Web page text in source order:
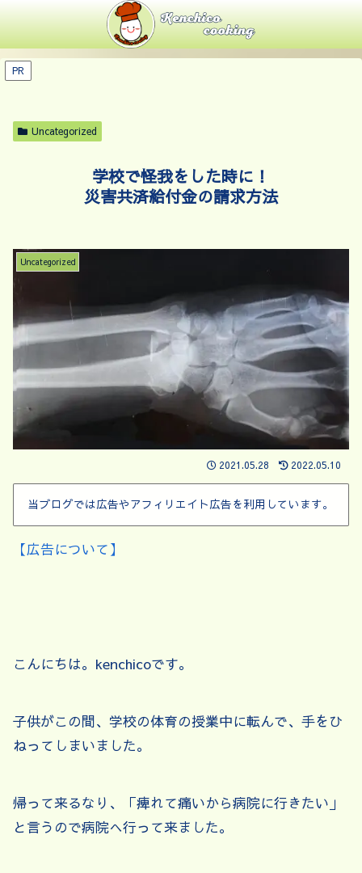
PR
Uncategorized
学校で怪我をした時に！
災害共済給付金の請求方法
Uncategorized
2021.05.28 2022.05.10
当ブログでは広告やアフィリエイト広告を利用しています。
【広告について】
こんにちは。kenchicoです。
子供がこの間、学校の体育の授業中に転んで、手をひ
ねってしまいました。
帰って来るなり、「痺れて痛いから病院に行きたい」
と言うので病院へ行って来ました。